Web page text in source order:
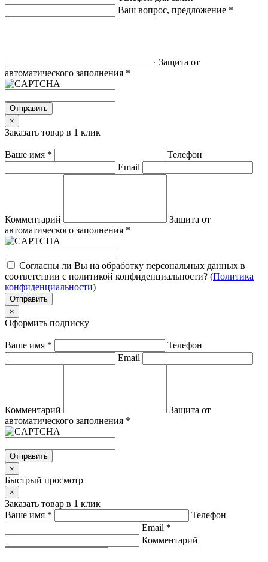
Ваш вопрос, предложение *
Защита от
автоматического заполнения *
Отправить
×
Заказать товар в 1 клик
Ваше имя *
Телефон
Email
Комментарий
Защита от
автоматического заполнения *
Согласны ли Вы на обработку персональных данных в
соответствии с политикой конфиденциальности? (Политика
конфиденциальности)
Отправить
×
Оформить подписку
Ваше имя *
Телефон
Email
Комментарий
Защита от
автоматического заполнения *
Отправить
×
Быстрый просмотр
×
Заказать товар в 1 клик
Ваше имя *
Телефон
Email *
Комментарий